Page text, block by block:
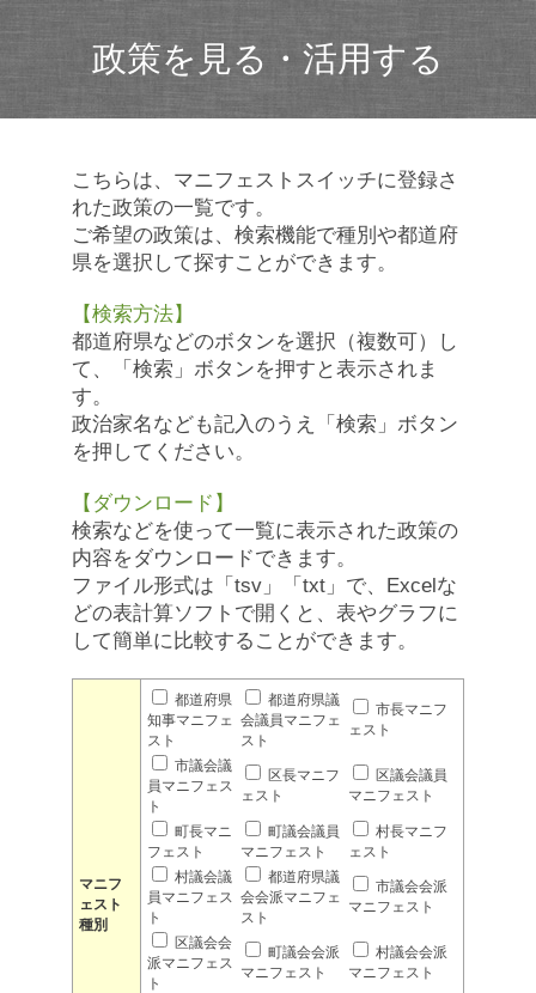
政策を見る・活用する
こちらは、マニフェストスイッチに登録さ
れた政策の一覧です。
ご希望の政策は、検索機能で種別や都道府
県を選択して探すことができます。
【検索方法】
都道府県などのボタンを選択（複数可）し
て、「検索」ボタンを押すと表示されま
す。
政治家名なども記入のうえ「検索」ボタン
を押してください。
【ダウンロード】
検索などを使って一覧に表示された政策の
内容をダウンロードできます。
ファイル形式は「tsv」「txt」で、Excelな
どの表計算ソフトで開くと、表やグラフに
して簡単に比較することができます。
マニフ
ェスト
種別
都道府県
知事マニフェ
スト
都道府県議
会議員マニフェ
スト
市長マニフ
ェスト
市議会議
員マニフェス
ト
区長マニフ
ェスト
区議会議員
マニフェスト
町長マニ
フェスト
町議会議員
マニフェスト
村長マニフ
ェスト
村議会議
員マニフェス
ト
都道府県議
会会派マニフェ
スト
市議会会派
マニフェスト
区議会会
派マニフェス
ト
町議会会派
マニフェスト
村議会会派
マニフェスト